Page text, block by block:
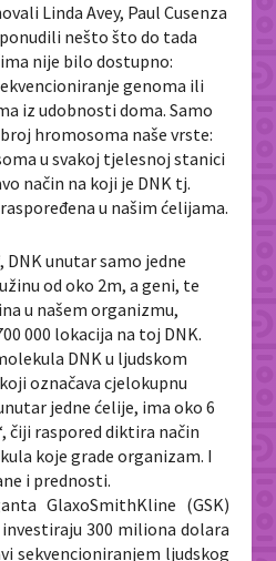
Linda Avey, Paul Cusenza
nešto što do tada
nije bilo dostupno:
genoma ili
iz udobnosti doma. Samo
hromosoma naše vrste:
u svakoj tjelesnoj stanici
način na koji je DNK tj.
u našim ćelijama.
DNK unutar samo jedne
od oko 2m, a geni, te
u našem organizmu,
000 lokacija na toj DNK.
DNK u ljudskom
označava cjelokupnu
jedne ćelije, ima oko 6
čiji raspored diktira način
koje grade organizam. I
i prednosti.
GlaxoSmithKline (GSK)
300 miliona dolara
sekvencioniranjem ljudskog